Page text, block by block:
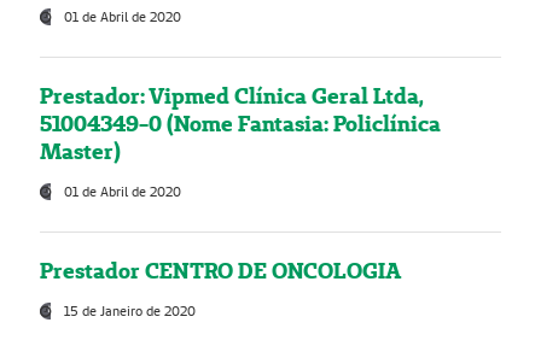
01 de Abril de 2020
Prestador: Vipmed Clínica Geral Ltda,
51004349-0 (Nome Fantasia: Policlínica
Master)
01 de Abril de 2020
Prestador CENTRO DE ONCOLOGIA
15 de Janeiro de 2020